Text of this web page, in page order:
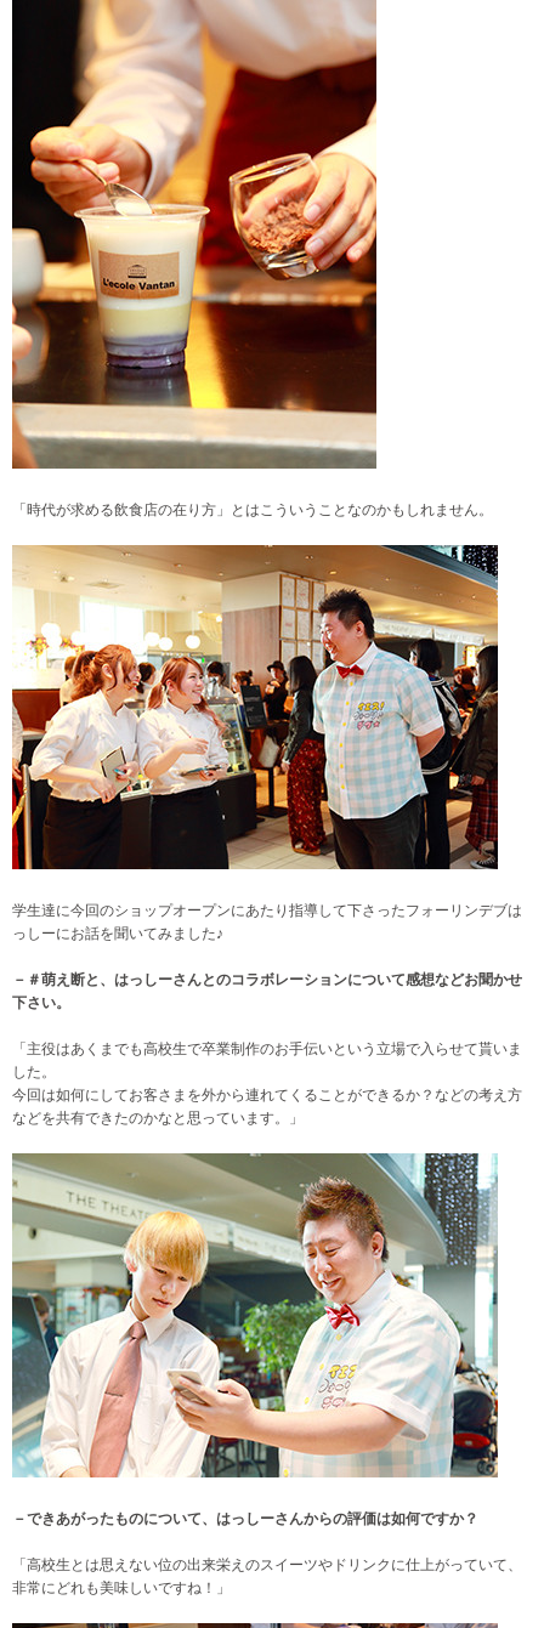
「時代が求める飲食店の在り方」とはこういうことなのかもしれません。
学生達に今回のショップオープンにあたり指導して下さったフォーリンデブは
っしーにお話を聞いてみました♪
－＃萌え断と、はっしーさんとのコラボレーションについて感想などお聞かせ
下さい。
「主役はあくまでも高校生で卒業制作のお手伝いという立場で入らせて貰いま
した。
今回は如何にしてお客さまを外から連れてくることができるか？などの考え方
などを共有できたのかなと思っています。」
－できあがったものについて、はっしーさんからの評価は如何ですか？
「高校生とは思えない位の出来栄えのスイーツやドリンクに仕上がっていて、
非常にどれも美味しいですね！」